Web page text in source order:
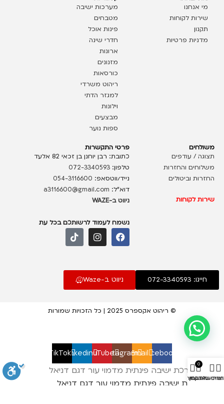
מי אנחנו
שירות לקוחות
תקנון
מדניות פרטיות
מערכות ישיבה
מטבחים
פינות אוכל
חדרי שינה
ארונות
מזנונים
כורסאות
ריהוט משרדי
למגזר הדתי
וילונות
מבצעים
ספות נוער
משולחים
תצוגה / עודפים
משלוחים והחזרות
החזרות וביטולים
שירות לקוחות
פרטי התקשרות
כתובת: רבן יוחנן בן זכאי 82 אלעד
טלפון:072-3340593
נייד/ווטסאפ: 054-3116600
דוא”ל: a3116600@gmail.com
ניווט ב-WAZE
נשמח לעמוד לרשותכם בכל עת
חייגו: 072-3340593 ניווט ב-Waze
© ריהוט אקספרס 2025 | כל הזכויות שמורות
Facebook
Email
Instagram
YouTube
linkedin
TikTok
סלון מערכת ישיבה פינתית מדמוי עור דגם דניאל
חנות שאהבתי
0
עגלת קניות
החשבון שלי